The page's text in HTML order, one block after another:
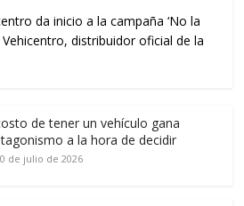
da inicio a la campaña ‘No la
Vehicentro, distribuidor oficial de la
de tener un vehículo gana
a la hora de decidir
de julio de 2026